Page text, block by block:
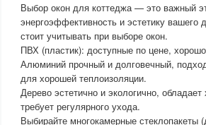
Выбор окон для коттеджа — это важный
энергоэффективность и эстетику
стоит учитывать при выборе окон.
ПВХ (пластик): доступные по цене,
Алюминий прочный и долговечный,
для хорошей теплоизоляции.
Дерево эстетично и экологично,
требует регулярного ухода.
Выбирайте многокамерные